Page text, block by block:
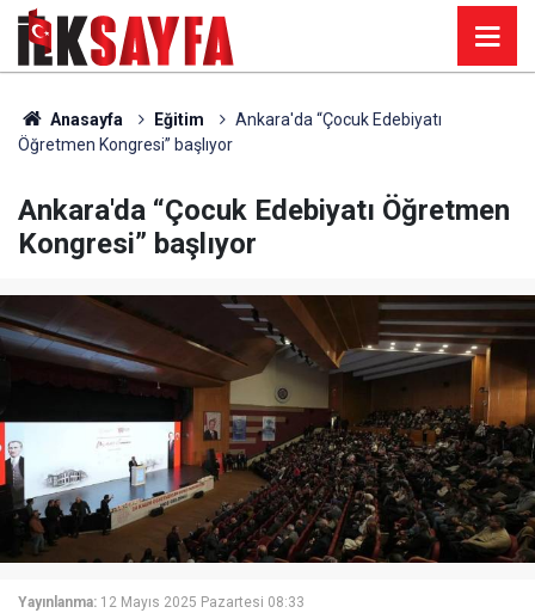
Anasayfa Eğitim
Ankara'da “Çocuk Edebiyatı
Öğretmen Kongresi” başlıyor
Ankara'da “Çocuk Edebiyatı Öğretmen
Kongresi” başlıyor
Yayınlanma: 12 Mayıs 2025 Pazartesi 08:33